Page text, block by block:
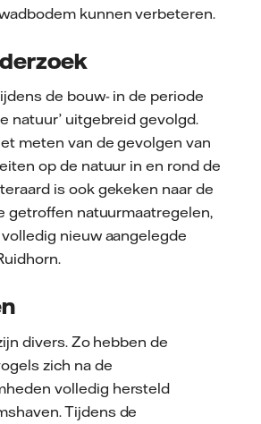
kunnen verbeteren.
de bouw- in de periode
natuur’ uitgebreid gevolgd.
meten van de gevolgen van
op de natuur in en rond de
is ook gekeken naar de
getroffen natuurmaatregelen,
nieuw aangelegde
divers. Zo hebben de
zich na de
volledig hersteld
Tijdens de